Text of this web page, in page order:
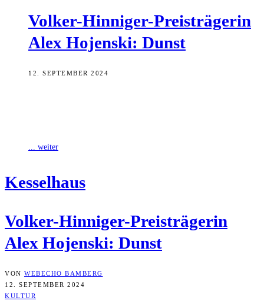
Vol­ker-Hin­ni­ger-Preis­trä­ge­rin
Alex Hojen­ski: Dunst
12. SEPTEMBER 2024
... weiter
Kes­sel­haus
Vol­ker-Hin­ni­ger-Preis­trä­ge­rin
Alex Hojen­ski: Dunst
VON WEBECHO BAMBERG
12. SEPTEMBER 2024
KULTUR